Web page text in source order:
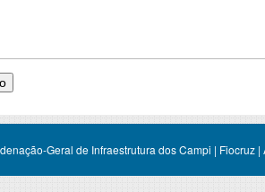
Geral de Infraestrutura dos Campi | Fiocruz